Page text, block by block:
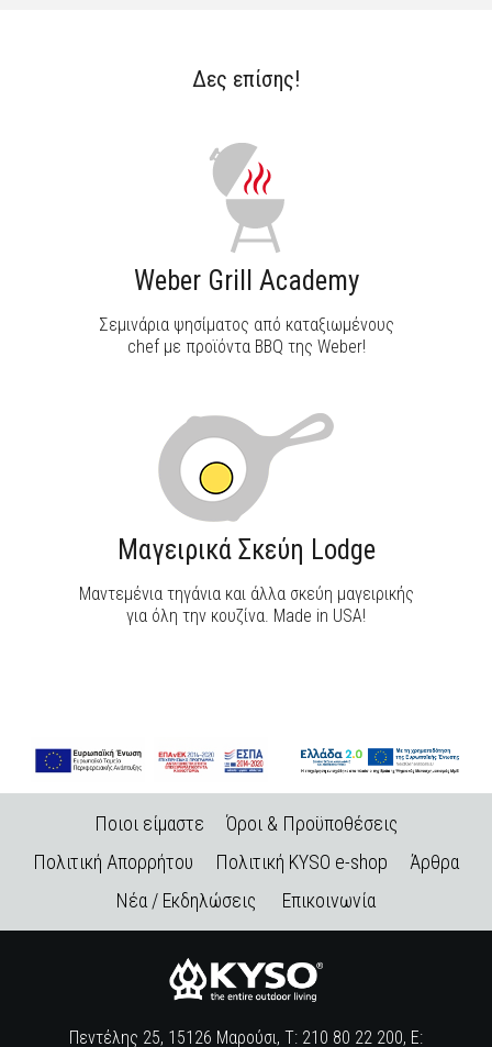
Δες επίσης!
Weber Grill Academy
Σεμινάρια ψησίματος από καταξιωμένους
chef με προϊόντα BBQ της Weber!
Μαγειρικά Σκεύη Lodge
Μαντεμένια τηγάνια και άλλα σκεύη μαγειρικής
για όλη την κουζίνα. Made in USA!
Ποιοι είμαστε
Όροι & Προϋποθέσεις
Πολιτική Απορρήτου
Πολιτική KYSO e-shop
Άρθρα
Νέα / Εκδηλώσεις
Επικοινωνία
Πεντέλης 25, 15126 Μαρούσι, Τ: 210 80 22 200, E: